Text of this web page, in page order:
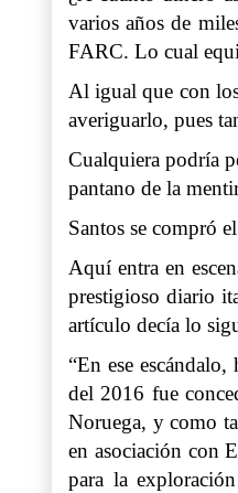
varios años de
FARC. Lo cual
Al igual que con
averiguarlo, pues
Cualquiera podría
pantano de la
Santos se compró
Aquí entra en
prestigioso diario
artículo decía lo
“En ese
del 2016 fue
Noruega, y como
en asociación con
para la